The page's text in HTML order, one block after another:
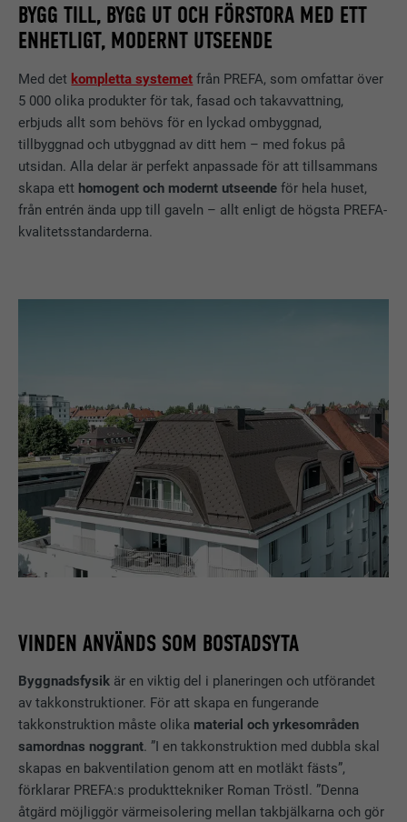
BYGG TILL, BYGG UT OCH FÖRSTORA MED ETT
ENHETLIGT, MODERNT UTSEENDE
Med det kompletta systemet från PREFA, som omfattar över
5 000 olika produkter för tak, fasad och takavvattning,
erbjuds allt som behövs för en lyckad ombyggnad,
tillbyggnad och utbyggnad av ditt hem – med fokus på
utsidan. Alla delar är perfekt anpassade för att tillsammans
skapa ett homogent och modernt utseende för hela huset,
från entrén ända upp till gaveln – allt enligt de högsta PREFA-
kvalitetsstandarderna.
VINDEN ANVÄNDS SOM BOSTADSYTA
Byggnadsfysik är en viktig del i planeringen och utförandet
av takkonstruktioner. För att skapa en fungerande
takkonstruktion måste olika material och yrkesområden
samordnas noggrant. ”I en takkonstruktion med dubbla skal
skapas en bakventilation genom att en motläkt fästs”,
förklarar PREFA:s produkttekniker Roman Tröstl. ”Denna
åtgärd möjliggör värmeisolering mellan takbjälkarna och gör